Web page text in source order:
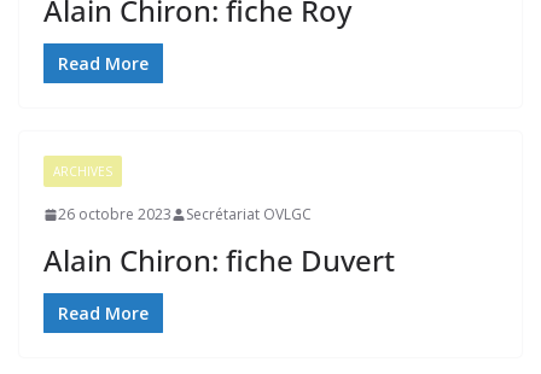
Alain Chiron: fiche Roy
Read More
ARCHIVES
26 octobre 2023 Secrétariat OVLGC
Alain Chiron: fiche Duvert
Read More